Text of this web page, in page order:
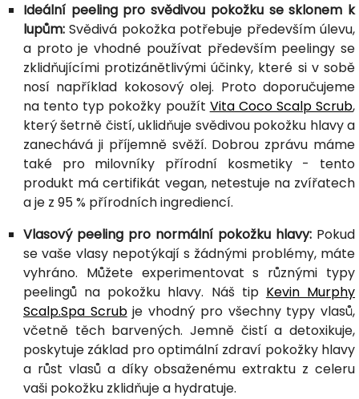
Ideální peeling pro svědivou pokožku se sklonem k
lupům: Svědivá pokožka potřebuje především úlevu,
a proto je vhodné používat především peelingy se
zklidňujícími protizánětlivými účinky, které si v sobě
nosí například kokosový olej. Proto doporučujeme
na tento typ pokožky použít Vita Coco Scalp Scrub,
který šetrně čistí, uklidňuje svědivou pokožku hlavy a
zanechává ji příjemně svěží. Dobrou zprávu máme
také pro milovníky přírodní kosmetiky - tento
produkt má certifikát vegan, netestuje na zvířatech
a je z 95 % přírodních ingrediencí.
Vlasový peeling pro normální pokožku hlavy: Pokud
se vaše vlasy nepotýkají s žádnými problémy, máte
vyhráno. Můžete experimentovat s různými typy
peelingů na pokožku hlavy. Náš tip Kevin Murphy
Scalp.Spa Scrubje vhodný pro všechny typy vlasů,
včetně těch barvených. Jemně čistí a detoxikuje,
poskytuje základ pro optimální zdraví pokožky hlavy
a růst vlasů a díky obsaženému extraktu z celeru
vaši pokožku zklidňuje a hydratuje.